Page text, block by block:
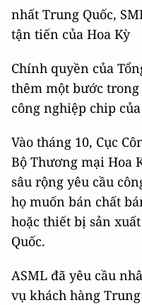
nhất Trung Quốc,
tận tiến của Hoa Kỳ
Chính quyền của
thêm một bước
công nghiệp chip
Vào tháng 10, Cục
Bộ Thương mại Hoa
sâu rộng yêu cầu
họ muốn bán chất
hoặc thiết bị sản
Quốc.
ASML đã yêu cầu
vụ khách hàng